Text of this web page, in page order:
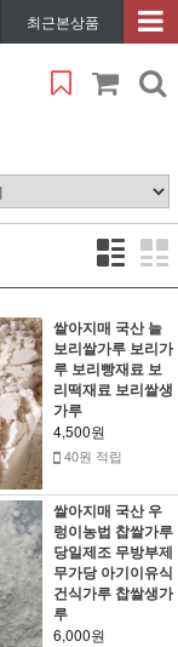
최근본상품
쌀아지매 국산 늘
보리쌀가루 보리가
루 보리빵재료 보
리떡재료 보리쌀생
가루
4,500원
40원 적립
쌀아지매 국산 우
렁이농법 찹쌀가루
당일제조 무방부제
무가당 아기이유식
건식가루 찹쌀생가
루
6,000원